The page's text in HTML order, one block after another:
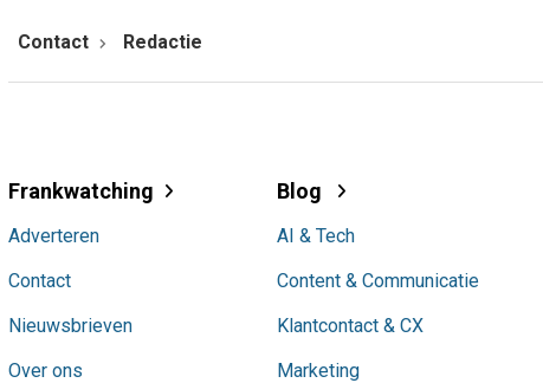
Contact Redactie
Frankwatching
Adverteren
Contact
Nieuwsbrieven
Over ons
Blog
AI & Tech
Content & Communicatie
Klantcontact & CX
Marketing